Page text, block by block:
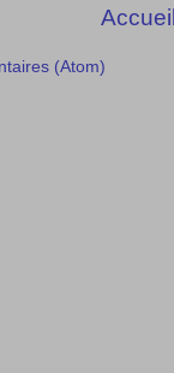
Accueil
(Atom)